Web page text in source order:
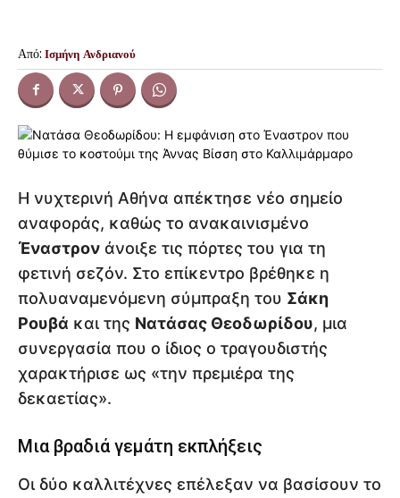
Από: Ισμήνη Ανδριανού
Η νυχτερινή Αθήνα απέκτησε νέο σημείο
αναφοράς, καθώς το ανακαινισμένο
Έναστρον άνοιξε τις πόρτες του για τη
φετινή σεζόν. Στο επίκεντρο βρέθηκε η
πολυαναμενόμενη σύμπραξη του Σάκη
Ρουβά και της Νατάσας Θεοδωρίδου, μια
συνεργασία που ο ίδιος ο τραγουδιστής
χαρακτήρισε ως «την πρεμιέρα της
δεκαετίας».
Μια βραδιά γεμάτη εκπλήξεις
Οι δύο καλλιτέχνες επέλεξαν να βασίσουν το